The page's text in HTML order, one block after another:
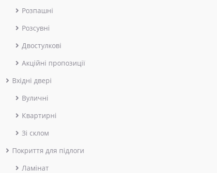
Розпашні
Розсувні
Двостулкові
Акційні пропозиції
Вхідні двері
Вуличні
Квартирні
Зі склом
Покриття для підлоги
Ламінат